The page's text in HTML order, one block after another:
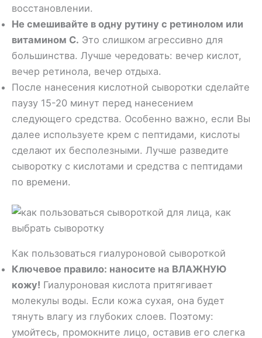
восстановлении.
Не смешивайте в одну рутину с ретинолом или
витамином С. Это слишком агрессивно для
большинства. Лучше чередовать: вечер кислот,
вечер ретинола, вечер отдыха.
После нанесения кислотной сыворотки сделайте
паузу 15-20 минут перед нанесением
следующего средства. Особенно важно, если Вы
далее используете крем с пептидами, кислоты
сделают их бесполезными. Лучше разведите
сыворотку с кислотами и средства с пептидами
по времени.
Как пользоваться гиалуроновой сывороткой
Ключевое правило: наносите на ВЛАЖНУЮ
кожу! Гиалуроновая кислота притягивает
молекулы воды. Если кожа сухая, она будет
тянуть влагу из глубоких слоев. Поэтому:
умойтесь, промокните лицо, оставив его слегка